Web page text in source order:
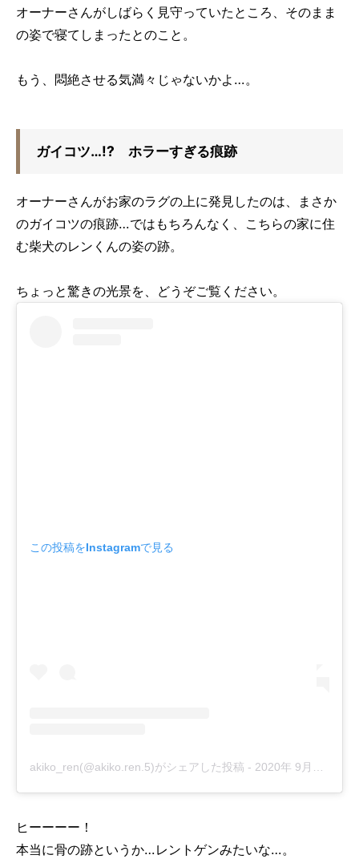
オーナーさんがしばらく見守っていたところ、そのまま
の姿で寝てしまったとのこと。
もう、悶絶させる気満々じゃないかよ…。
ガイコツ…!? ホラーすぎる痕跡
オーナーさんがお家のラグの上に発見したのは、まさか
のガイコツの痕跡…ではもちろんなく、こちらの家に住
む柴犬のレンくんの姿の跡。
ちょっと驚きの光景を、どうぞご覧ください。
この投稿をInstagramで見る
akiko_ren(@akiko.ren.5)がシェアした投稿 - 2020年 9月月11日午後7時42分PDT
ヒーーーー！
本当に骨の跡というか…レントゲンみたいな…。